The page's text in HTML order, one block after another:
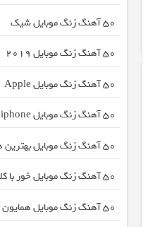
50 آهنگ زنگ موبایل شیک
50 آهنگ زنگ موبایل 2019
50 آهنگ زنگ موبایل Apple
50 آهنگ زنگ موبایل tintin iphone
50 آهنگ زنگ موبایل بهترین های محرم
50 آهنگ زنگ موبایل خور با کلاس
50 آهنگ زنگ موبایل همایون